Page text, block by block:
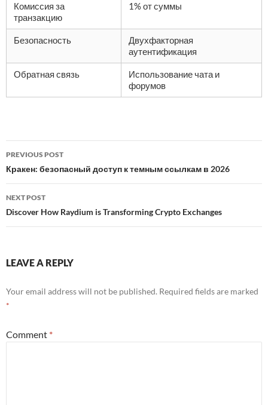
Комиссия за
транзакцию
1% от суммы
Безопасность
Двухфакторная
аутентификация
Обратная связь
Использование чата и
форумов
Post
navigation
PREVIOUS POST
Кракен: безопасный доступ к темным ссылкам в 2026
NEXT POST
Discover How Raydium is Transforming Crypto Exchanges
LEAVE A REPLY
Your email address will not be published. Required fields are marked
*
Comment *